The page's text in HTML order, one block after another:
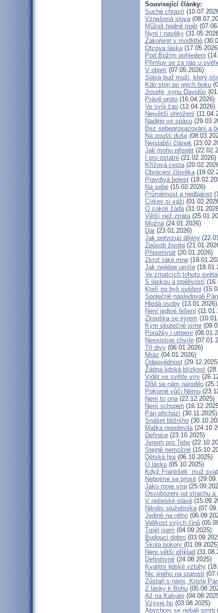
Související články:
Suché chrastí
Vznešená slova
Můžeš hodně trpět
Nyní i navěky
Zakořenit v modlitbě
Otcova láska
Pod Božím pohledem
Přimluv se za nás u
V objetí (07.05.2026)
Sláva buď muži, který
Kdo stojí po jejich boku
Josefe, synu Davidův
Právě proto (16.04.2026)
Ve svůj čas (12.04.2026)
Největší ohrožení
Naděje ve spásu
Bez sebeprosazování a
Na poušti duše
Nejslabší článek
Jak mohu přispět
I pro ostatní (21.02.2026)
Křížová cesta
Obrácení člověka
Pravdivá bolest
Na sebe (15.02.2026)
Průměrnost a nedbalost
Církev si váží
O cokoli žádá
Větší než ztráta
Možná(24.01.2026)
Dar (23.01.2026)
Jak potvrzují dějiny
Způsob života
Připomínat (20.01.2026)
Zkroť také mne
Jak nejlépe umíte
Ve zmatcích tohoto světa
S láskou a trpělivostí
Kteří mi byli svěřeni
Společně následovali
Hledá osoby (13.01.2026)
Není jediné řešení
Zkouška se sýrem
Kým skutečně jsme
Porážky i utrpení
Neexistuje chvíle
Tři divy (06.01.2026)
Mráz (04.01.2026)
Odpovědnost
Žádná lidská blízkost
Vidět ve světle víry
Dítě se nám narodilo
Pokorné vůči Němu
Není to ona(22.12.2025)
Není schopen
Pán přichází (30.11.2025)
Snášet bližního
Matka nepolevila
Definice (23.10.2025)
Jenom pro Tebe
Stejně nemožné
Dětská hra(06.10.2025)
O lásku (05.10.2025)
Když František, muž
Nebojme se prosit
Jako moje víra
Osvobozeni od strachu
V nebeské slávě
Nikoliv služebníka
Jedině na něho
Velikost svých činů
Trpěl jsem (04.09.2025)
Budoucí dobro
Škola pokory
Není větší příklad
Definitivně (24.08.2025)
Kvalitní lidské vztahy
Nic jiného na starosti
Zůstaň s námi, Kriste
Z lásky k Bohu
Až na Kalvárii
Vzývej ho (03.08.2025)
Abychom se nebáli smrti